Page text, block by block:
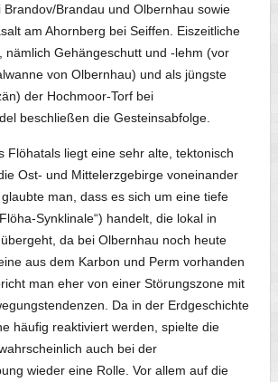
Brandov/Brandau und Olbernhau sowie
am Ahornberg bei Seiffen. Eiszeitliche
nämlich Gehängeschutt und -lehm (vor
von Olbernhau) und als jüngste
der Hochmoor-Torf bei
beschließen die Gesteinsabfolge.
Flöhatals liegt eine sehr alte, tektonisch
Ost- und Mittelerzgebirge voneinander
man, dass es sich um eine tiefe
Synklinale“) handelt, die lokal in
da bei Olbernhau noch heute
aus dem Karbon und Perm vorhanden
man eher von einer Störungszone mit
Da in der Erdgeschichte
häufig reaktiviert werden, spielte die
wahrscheinlich auch bei der
wieder eine Rolle. Vor allem auf die